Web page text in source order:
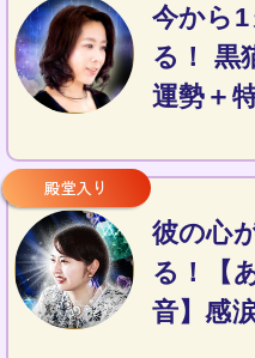
今から1
る！ 黒
運勢＋
彼の心
る！【
音】感